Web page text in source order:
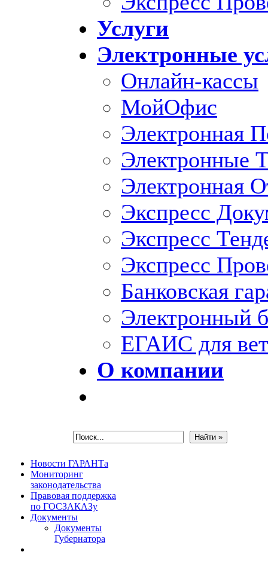
Услуги
Электронные
Онлайн-кассы
МойОфис
Электронная
Электронные
Электронная
Экспресс
Экспресс
Экспресс
Банковская
Электронный
ЕГАИС для
О компании
Новости ГАРАНТа
Мониторинг
законодательства
Правовая поддержка
по ГОСЗАКАЗу
Документы
Документы
Губернатора